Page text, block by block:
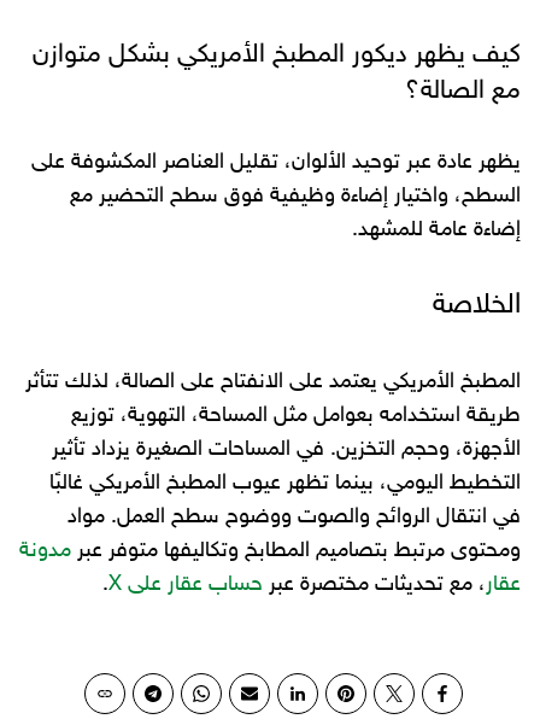
كيف يظهر ديكور المطبخ الأمريكي بشكل متوازن
مع الصالة؟
يظهر عادة عبر توحيد الألوان، تقليل العناصر المكشوفة على
السطح، واختيار إضاءة وظيفية فوق سطح التحضير مع
إضاءة عامة للمشهد.
الخلاصة
المطبخ الأمريكي يعتمد على الانفتاح على الصالة، لذلك تتأثر
طريقة استخدامه بعوامل مثل المساحة، التهوية، توزيع
الأجهزة، وحجم التخزين. في المساحات الصغيرة يزداد تأثير
التخطيط اليومي، بينما تظهر عيوب المطبخ الأمريكي غالبًا
في انتقال الروائح والصوت ووضوح سطح العمل. مواد
ومحتوى مرتبط بتصاميم المطابخ وتكاليفها متوفر عبر مدونة
عقار، مع تحديثات مختصرة عبر حساب عقار على X .